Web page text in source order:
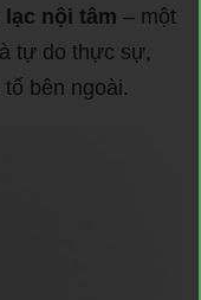
lạc nội tâm – một
tự do thực sự,
bên ngoài.